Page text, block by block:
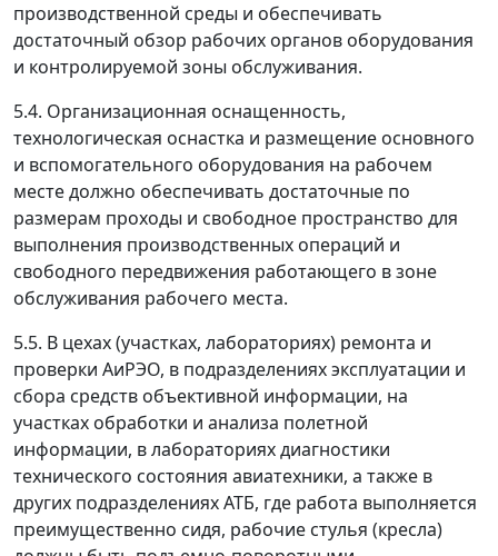
производственной среды и обеспечивать
достаточный обзор рабочих органов оборудования
и контролируемой зоны обслуживания.
5.4. Организационная оснащенность,
технологическая оснастка и размещение основного
и вспомогательного оборудования на рабочем
месте должно обеспечивать достаточные по
размерам проходы и свободное пространство для
выполнения производственных операций и
свободного передвижения работающего в зоне
обслуживания рабочего места.
5.5. В цехах (участках, лабораториях) ремонта и
проверки АиРЭО, в подразделениях эксплуатации и
сбора средств объективной информации, на
участках обработки и анализа полетной
информации, в лабораториях диагностики
технического состояния авиатехники, а также в
других подразделениях АТБ, где работа выполняется
преимущественно сидя, рабочие стулья (кресла)